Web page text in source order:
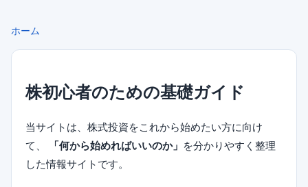
ホーム
株初心者のための基礎ガイド
当サイトは、株式投資をこれから始めたい方に向け
て、
「何から始めればいいのか」 を分かりやすく整理
した情報サイトです。